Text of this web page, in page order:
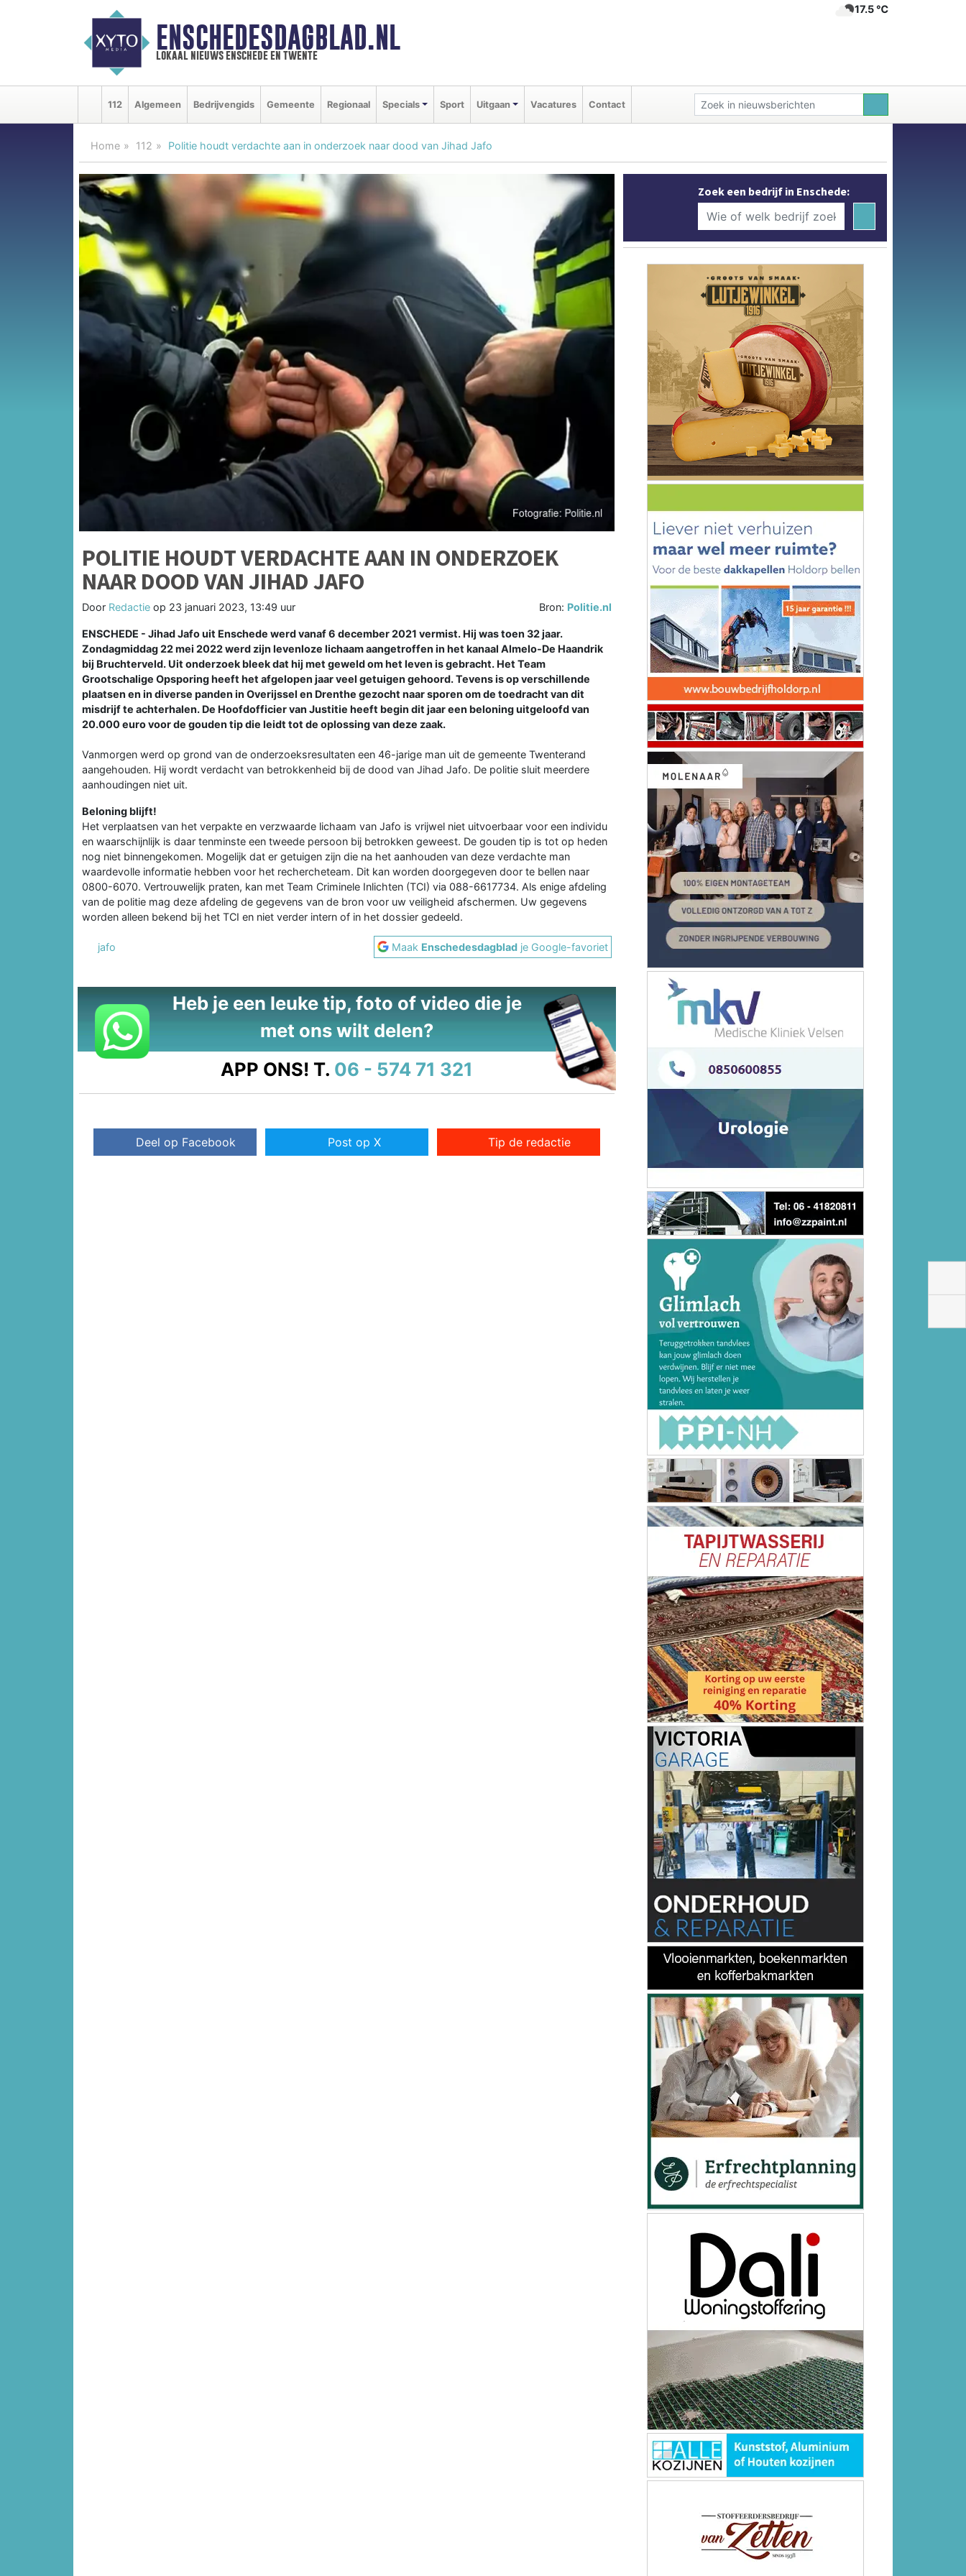
ENSCHEDESDAGBLAD.NL
lokaal nieuws enschede en twente
17.5 ℃
112 Algemeen Bedrijvengids Gemeente Regionaal Specials Sport Uitgaan Vacatures Contact
Home 112 Politie houdt verdachte aan in onderzoek naar dood van Jihad Jafo
POLITIE HOUDT VERDACHTE AAN IN ONDERZOEK
NAAR DOOD VAN JIHAD JAFO
Door Redactie op 23 januari 2023, 13:49 uur Bron: Politie.nl
ENSCHEDE - Jihad Jafo uit Enschede werd vanaf 6 december 2021 vermist. Hij was toen 32 jaar.
Zondagmiddag 22 mei 2022 werd zijn levenloze lichaam aangetroffen in het kanaal Almelo-De Haandrik
bij Bruchterveld. Uit onderzoek bleek dat hij met geweld om het leven is gebracht. Het Team
Grootschalige Opsporing heeft het afgelopen jaar veel getuigen gehoord. Tevens is op verschillende
plaatsen en in diverse panden in Overijssel en Drenthe gezocht naar sporen om de toedracht van dit
misdrijf te achterhalen. De Hoofdofficier van Justitie heeft begin dit jaar een beloning uitgeloofd van
20.000 euro voor de gouden tip die leidt tot de oplossing van deze zaak.
Vanmorgen werd op grond van de onderzoeksresultaten een 46-jarige man uit de gemeente Twenterand
aangehouden. Hij wordt verdacht van betrokkenheid bij de dood van Jihad Jafo. De politie sluit meerdere
aanhoudingen niet uit.
Beloning blijft!
Het verplaatsen van het verpakte en verzwaarde lichaam van Jafo is vrijwel niet uitvoerbaar voor een individu
en waarschijnlijk is daar tenminste een tweede persoon bij betrokken geweest. De gouden tip is tot op heden
nog niet binnengekomen. Mogelijk dat er getuigen zijn die na het aanhouden van deze verdachte man
waardevolle informatie hebben voor het rechercheteam. Dit kan worden doorgegeven door te bellen naar
0800-6070. Vertrouwelijk praten, kan met Team Criminele Inlichten (TCI) via 088-6617734. Als enige afdeling
van de politie mag deze afdeling de gegevens van de bron voor uw veiligheid afschermen. Uw gegevens
worden alleen bekend bij het TCI en niet verder intern of in het dossier gedeeld.
jafo Maak Enschedesdagblad je Google-favoriet
Heb je een leuke tip, foto of video die je
met ons wilt delen?
APP ONS! T. 06 - 574 71 321
Deel op Facebook Post op X Tip de redactie
Zoek een bedrijf in Enschede: